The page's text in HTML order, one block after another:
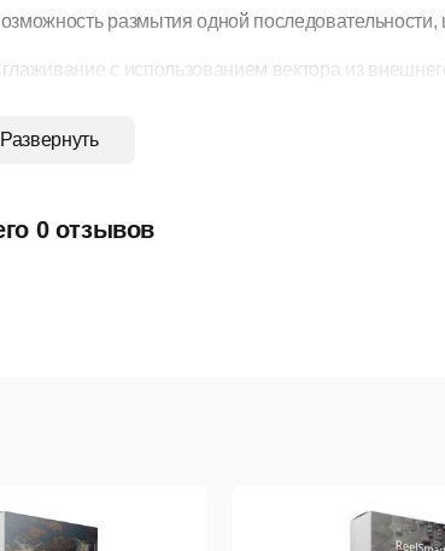
размытия одной последовательности,
с использованием вектора из
Развернуть
0 отзывов